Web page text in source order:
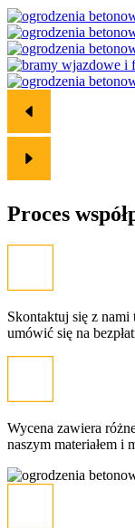
Proces
Skontaktuj się z
umówić się na
Wycena zawiera
naszym materiałem i